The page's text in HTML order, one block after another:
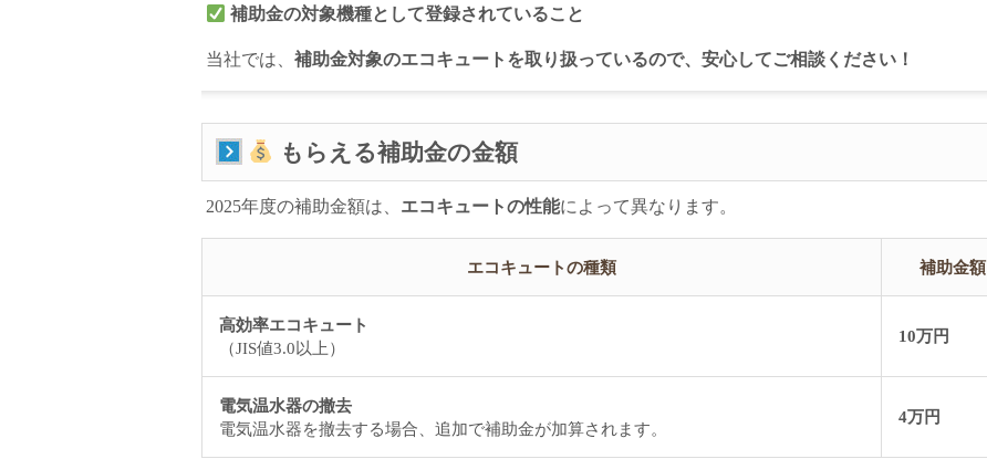
補助金の対象機種として登録されていること
当社では、 補助金対象のエコキュートを取り扱っているので、安心してご相談ください！
もらえる補助金の金額
2025年度の補助金額は、 エコキュートの性能によって異なります。
エコキュートの種類 補助金額
高効率エコキュート
（JIS値3.0以上）
10万円
電気温水器の撤去
電気温水器を撤去する場合、追加で補助金が加算されます。
4万円